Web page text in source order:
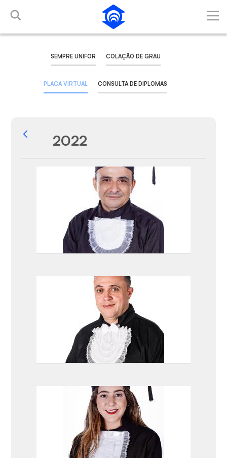
Pular para o Conteúdo principal
SEMPRE UNIFOR COLAÇÃO DE GRAU
PLACA VIRTUAL CONSULTA DE DIPLOMAS
Voltar
2022